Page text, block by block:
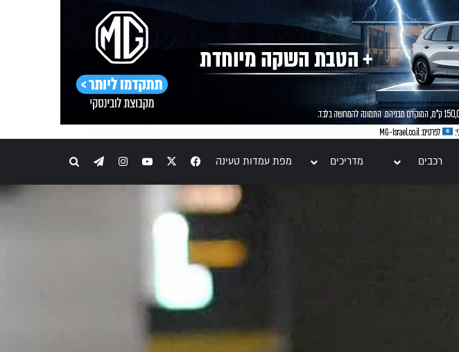
רכבים מדריכים מפת עמדות טעינה Facebook
YouTube
Instagram
Telegram
חיפוש